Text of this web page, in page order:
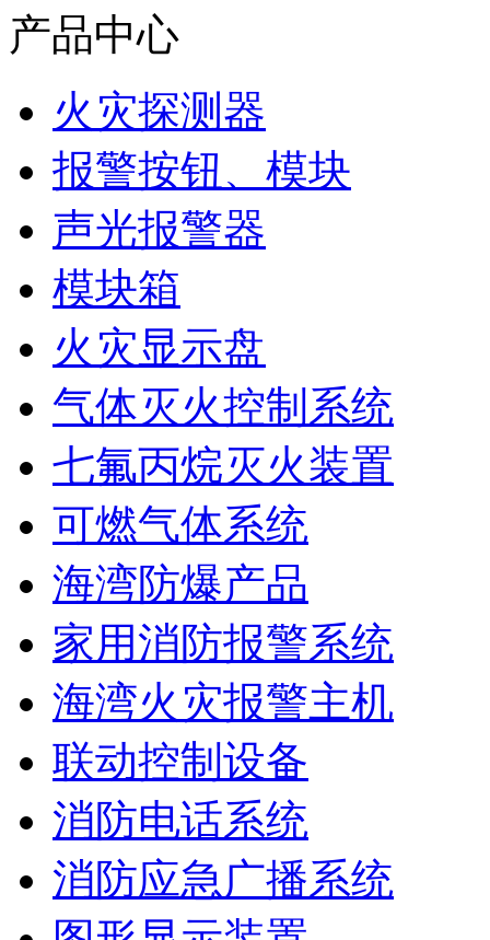
产品中心
火灾探测器
报警按钮、模块
声光报警器
模块箱
火灾显示盘
气体灭火控制系统
七氟丙烷灭火装置
可燃气体系统
海湾防爆产品
家用消防报警系统
海湾火灾报警主机
联动控制设备
消防电话系统
消防应急广播系统